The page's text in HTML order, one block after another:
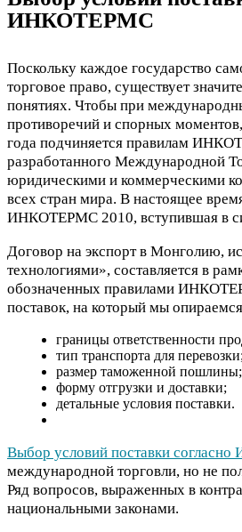
ИНКОТЕРМС
Поскольку каждое государство
торговое право, существует
понятиях. Чтобы при
противоречий и спорных
года подчиняется правилам
разработанного Международной
юридическими и коммерческими
всех стран мира. В настоящее
ИНКОТЕРМС 2010, вступившая в
Договор на экспорт в Монголию,
технологиями», составляется в
обозначенных правилами
поставок, на который мы
границы ответственности
тип транспорта для перевозки;
размер таможенной пошлины;
форму отгрузки и доставки;
детальные условия поставки.
Выбор условий поставки
международной торговли, но не
Ряд вопросов, выраженных в
национальными законами.